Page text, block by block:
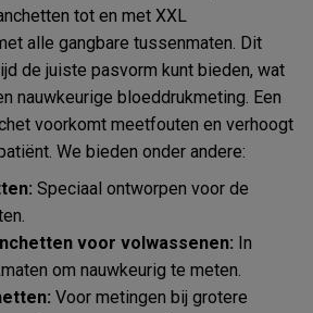
tot en met XXL
alle gangbare tussenmaten. Dit
de juiste pasvorm kunt bieden, wat
nauwkeurige bloeddrukmeting. Een
voorkomt meetfouten en verhoogt
We bieden onder andere:
Speciaal ontworpen voor de
voor volwassenen: In
om nauwkeurig te meten.
Voor metingen bij grotere